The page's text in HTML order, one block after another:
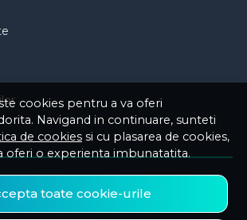
cookies pentru a va oferi
Navigand in continuare, sunteti
de cookies si cu plasarea de cookies,
oferi o experienta imbunatatita.
toate cookie-urile